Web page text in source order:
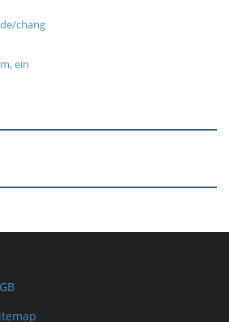
chang
ein